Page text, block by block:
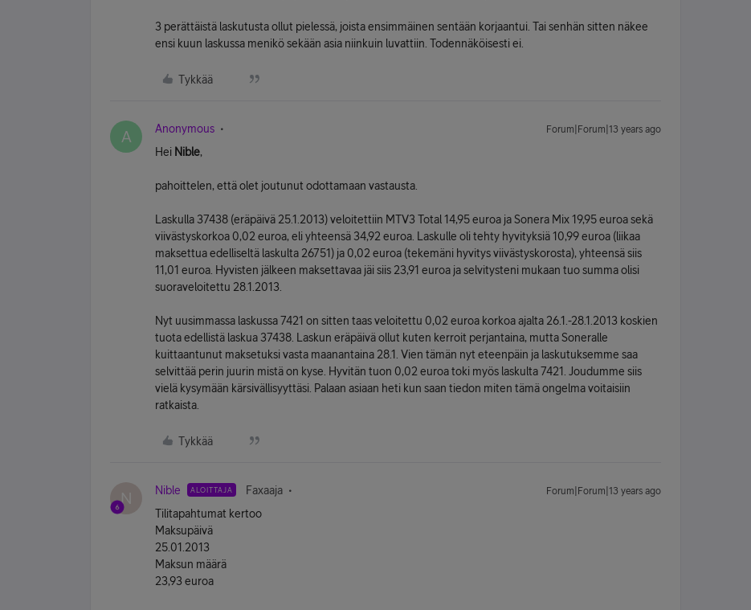
3 perättäistä laskutusta ollut pielessä, joista ensimmäinen sentään korjaantui. Tai senhän sitten näkee
ensi kuun laskussa menikö sekään asia niinkuin luvattiin. Todennäköisesti ei.
Tykkää
A Anonymous Forum|Forum|13 years ago
Hei Nible,
pahoittelen, että olet joutunut odottamaan vastausta.
Laskulla 37438 (eräpäivä 25.1.2013) veloitettiin MTV3 Total 14,95 euroa ja Sonera Mix 19,95 euroa sekä
viivästyskorkoa 0,02 euroa, eli yhteensä 34,92 euroa. Laskulle oli tehty hyvityksiä 10,99 euroa (liikaa
maksettua edelliseltä laskulta 26751) ja 0,02 euroa (tekemäni hyvitys viivästyskorosta), yhteensä siis
11,01 euroa. Hyvisten jälkeen maksettavaa jäi siis 23,91 euroa ja selvitysteni mukaan tuo summa olisi
suoraveloitettu 28.1.2013.
Nyt uusimmassa laskussa 7421 on sitten taas veloitettu 0,02 euroa korkoa ajalta 26.1.-28.1.2013 koskien
tuota edellistä laskua 37438. Laskun eräpäivä ollut kuten kerroit perjantaina, mutta Soneralle
kuittaantunut maksetuksi vasta maanantaina 28.1. Vien tämän nyt eteenpäin ja laskutuksemme saa
selvittää perin juurin mistä on kyse. Hyvitän tuon 0,02 euroa toki myös laskulta 7421. Joudumme siis
vielä kysymään kärsivällisyyttäsi. Palaan asiaan heti kun saan tiedon miten tämä ongelma voitaisiin
ratkaista.
Tykkää
N Nible ALOITTAJA Faxaaja Forum|Forum|13 years ago
Tilitapahtumat kertoo
Maksupäivä
25.01.2013
Maksun määrä
23,93 euroa